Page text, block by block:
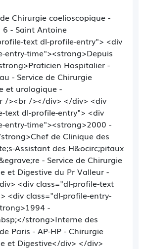
Chirurgie coelioscopique -
6 - Saint Antoine
text dl-profile-entry"> <div
entry-time"><strong>Depuis
Hospitalier -
- Service de Chirurgie
et urologique -
/><br /></div> </div> <div
text dl-profile-entry"> <div
entry-time"><strong>2000 -
de Clinique des
Assistant des H&ocirc;pitaux
- Service de Chirurgie
et Digestive du Pr Valleur -
<div class="dl-profile-text
<div class="dl-profile-entry-
-
strong>Interne des
Paris - AP-HP - Chirurgie
et Digestive</div> </div>